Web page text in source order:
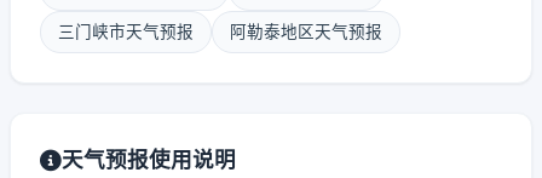
三门峡市天气预报 阿勒泰地区天气预报
天气预报使用说明